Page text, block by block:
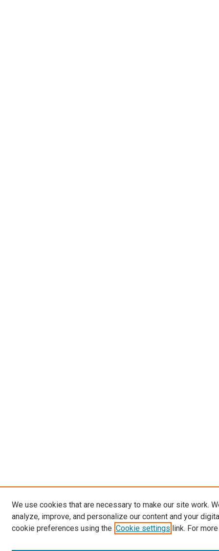
We use cookies that are necessary to make our site work.
analyze, improve, and personalize our content and your
cookie preferences using the Cookie settings link. For